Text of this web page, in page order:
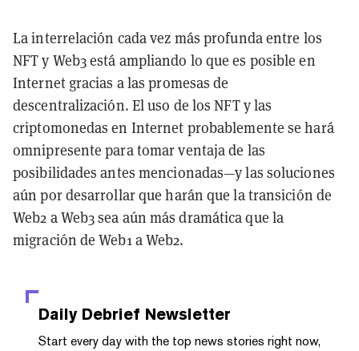
La interrelación cada vez más profunda entre los
NFT y Web3 está ampliando lo que es posible en
Internet gracias a las promesas de
descentralización. El uso de los NFT y las
criptomonedas en Internet probablemente se hará
omnipresente para tomar ventaja de las
posibilidades antes mencionadas—y las soluciones
aún por desarrollar que harán que la transición de
Web2 a Web3 sea aún más dramática que la
migración de Web1 a Web2.
Daily Debrief Newsletter
Start every day with the top news stories right now,